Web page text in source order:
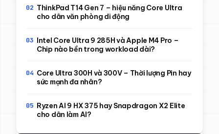
ThinkPad T14 Gen 7 – hiệu năng Core Ultra
cho dân văn phòng di động
Intel Core Ultra 9 285H và Apple M4 Pro –
Chip nào bền trong workload dài?
Core Ultra 300H và 300V – Thời lượng Pin hay
sức mạnh đa nhân?
Ryzen AI 9 HX 375 hay Snapdragon X2 Elite
cho dân làm AI?